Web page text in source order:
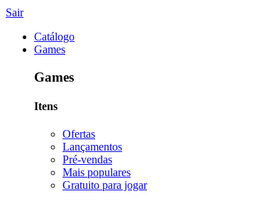
Sair
Catálogo
Games
Games
Itens
Ofertas
Lançamentos
Pré-vendas
Mais populares
Gratuito para jogar